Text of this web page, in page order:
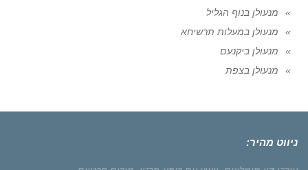
מנעולן בנוף הגליל
מנעולן במעלות תרשיחא
מנעולן ביקנעם
מנעולן בצפת
ניווט מהיר: